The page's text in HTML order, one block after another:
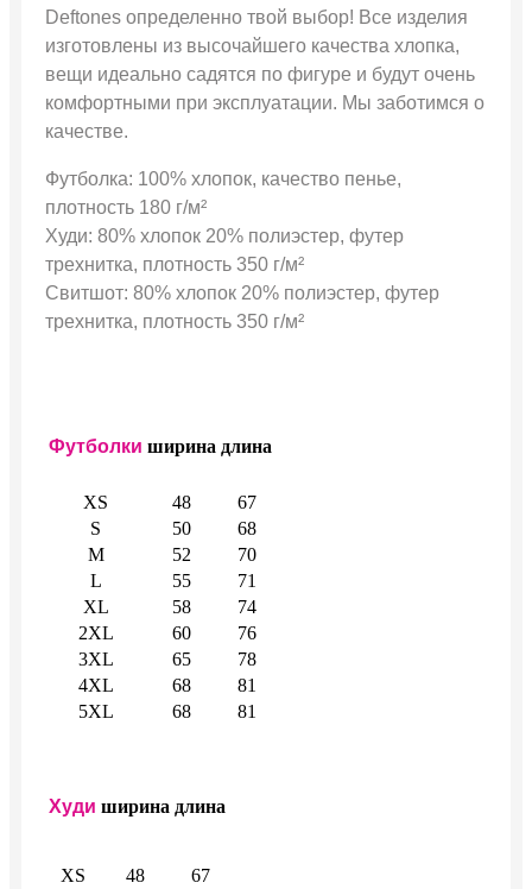
Deftones определенно твой выбор! Все изделия
изготовлены из высочайшего качества хлопка,
вещи идеально садятся по фигуре и будут очень
комфортными при эксплуатации. Мы заботимся о
качестве.
Футболка: 100% хлопок, качество пенье,
плотность 180 г/м²
Худи: 80% хлопок 20% полиэстер, футер
трехнитка, плотность 350 г/м²
Свитшот: 80% хлопок 20% полиэстер, футер
трехнитка, плотность 350 г/м²
Футболки ширина длина
XS 48
67
S
50
68
M
52
70
L
55
71
XL
58
74
2XL
60
76
3XL
65
78
4XL
68
81
5XL
68 81
Худи ширина длина
XS 48
67